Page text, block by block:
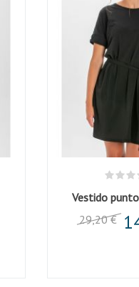
Vestido
29,20 €